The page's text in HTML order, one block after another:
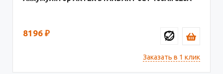
8196 ₽
Заказать в 1 клик